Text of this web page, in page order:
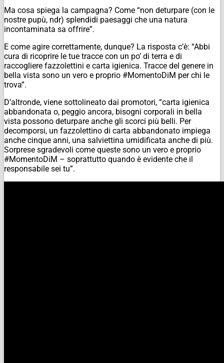
Ma cosa spiega la campagna? Come “non deturpare (con le
nostre pupù, ndr) splendidi paesaggi che una natura
incontaminata sa offrire”.
E come agire correttamente, dunque? La risposta c’è: “Abbi
cura di ricoprire le tue tracce con un po’ di terra e di
raccogliere fazzolettini e carta igienica. Tracce del genere in
bella vista sono un vero e proprio #MomentoDiM per chi le
trova”.
D’altronde, viene sottolineato dai promotori, “carta igienica
abbandonata o, peggio ancora, bisogni corporali in bella
vista possono deturpare anche gli scorci più belli. Per
decomporsi, un fazzolettino di carta abbandonato impiega
anche cinque anni, una salviettina umidificata anche di più.
Sorprese sgradevoli come queste sono un vero e proprio
#MomentoDiM – soprattutto quando è evidente che il
responsabile sei tu”.